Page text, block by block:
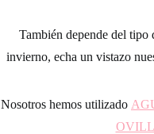
También depende del tipo
invierno, echa un vistazo
Nosotros hemos utilizado